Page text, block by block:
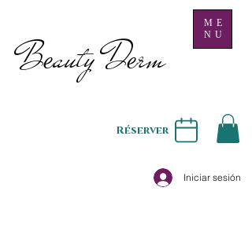
Beauty Derm
ME
NU
Iniciar sesión
Réserver